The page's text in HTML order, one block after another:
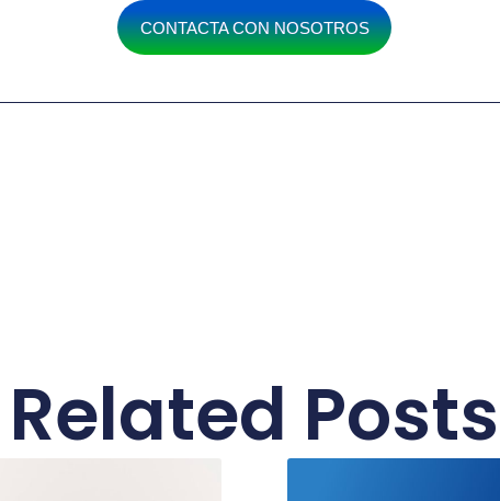
CONTACTA CON NOSOTROS
Related Posts